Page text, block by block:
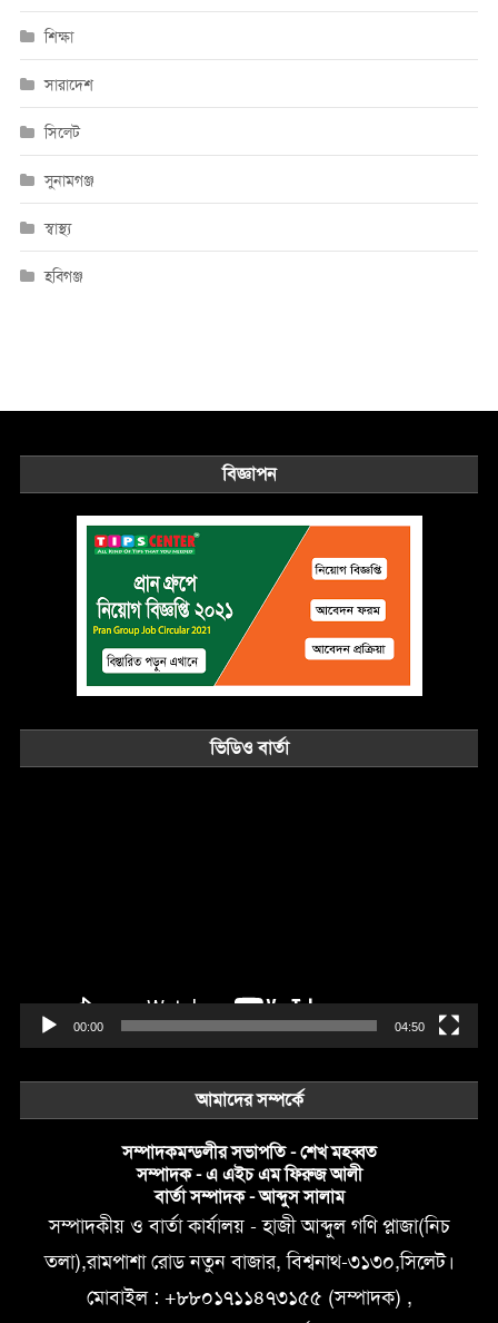
শিক্ষা
সারাদেশ
সিলেট
সুনামগঞ্জ
স্বাস্থ্য
হবিগঞ্জ
বিজ্ঞাপন
ভিডিও বার্তা
00:00 04:50
আমাদের সম্পর্কে
সম্পাদকমন্ডলীর সভাপতি - শেখ মহব্বত
সম্পাদক - এ এইচ এম ফিরুজ আলী
বার্তা সম্পাদক - আব্দুস সালাম
সম্পাদকীয় ও বার্তা কার্যালয় - হাজী আব্দুল গণি প্লাজা(নিচ
তলা),রামপাশা রোড নতুন বাজার, বিশ্বনাথ-৩১৩০,সিলেট।
মোবাইল : +৮৮০১৭১১৪৭৩১৫৫ (সম্পাদক) ,